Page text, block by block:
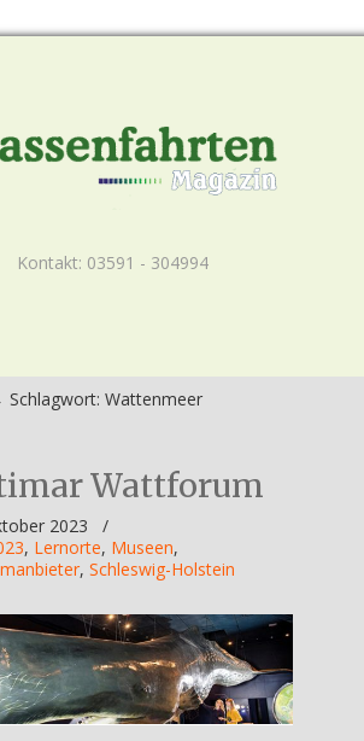
Kontakt: 03591 - 304994
Schlagwort: Wattenmeer
Wattforum
2023
/
, Lernorte, Museen,
, Schleswig-Holstein